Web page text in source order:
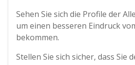
Sehen Sie sich die Profile der
um einen besseren Eindruck
bekommen.
Stellen Sie sich sicher, dass Sie